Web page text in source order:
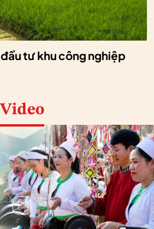
tư khu công nghiệp
Video